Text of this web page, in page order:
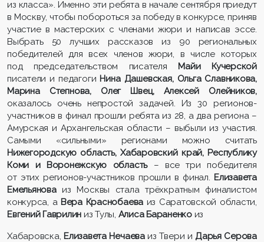
из класса». Именно эти ребята в начале сентября приедут
в Москву, чтобы побороться за победу в конкурсе, приняв
участие в мастерских с членами жюри и написав эссе.
Выбрать 50 лучших рассказов из 90 региональных
победителей для всех членов жюри, в числе которых
под председательством писателя Майи Кучерской
писатели и педагоги Нина Дашевская, Ольга Славникова,
Марина Степнова, Олег Швец, Алексей Олейников,
оказалось очень непростой задачей. Из 30 регионов-
участников в финал прошли ребята из 28, а два региона –
Амурская и Архангельская области – выбыли из участия.
Самыми «сильными» регионами можно считать
Нижегородскую область, Хабаровский край, Республику
Коми и Воронежскую область – все три победителя
от этих регионов-участников прошли в финал. Елизавета
Емельяноваиз Москвы стала трёхкратным финалистом
конкурса, а Вера Краснобаева из Саратовской области,
Евгений Гаврилин из Тулы, Алиса Бараненко из
Хабаровска, Елизавета Нечаеваиз Твери иДарья Серова